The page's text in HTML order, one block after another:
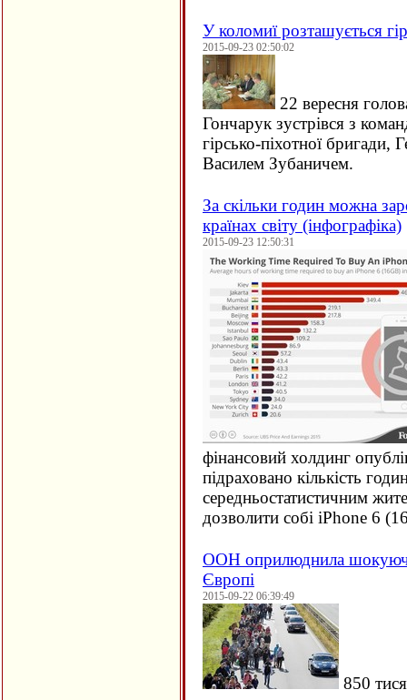
У коломиї розташується
2015-09-23 02:50:02
22 вересня
Гончарук зустрівся з
гірсько-піхотної бригади,
Василем Зубаничем.
За скільки годин можна
країнах світу (інфографіка)
2015-09-23 12:50:31
фінансовий холдинг
підраховано кількість
середньостатистичним
дозволити собі iPhone 6 (
ООН оприлюднила
Європі
2015-09-22 06:39:49
850